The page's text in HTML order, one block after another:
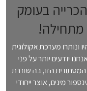
בעומק
מתחילה!
ונותרו מערכת אקולוגית
יודעים יותר על פני
הזו, בה שוררת
מינים, אוצר ייחודי